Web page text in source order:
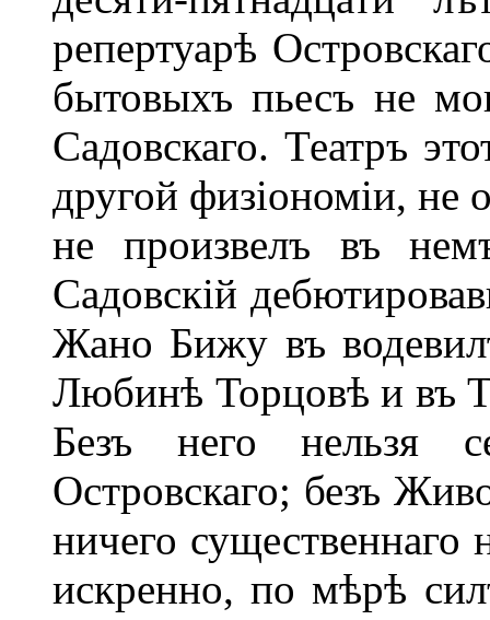
репертуарѣ
бытовыхъ пьесъ не
Садовскаго. Театръ
другой физіономіи, не
не произвелъ въ
Садовскій
Жано Бижу въ
Любинѣ Торцовѣ и въ
Безъ него нельзя
Островскаго; безъ
ничего
искренно, по мѣрѣ